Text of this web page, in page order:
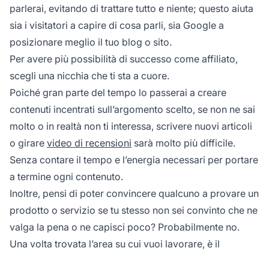
parlerai, evitando di trattare tutto e niente; questo aiuta
sia i visitatori a capire di cosa parli, sia Google a
posizionare meglio il tuo blog o sito.
Per avere più possibilità di successo come affiliato,
scegli una nicchia che ti sta a cuore.
Poiché gran parte del tempo lo passerai a creare
contenuti incentrati sull’argomento scelto, se non ne sai
molto o in realtà non ti interessa, scrivere nuovi articoli
o girare video di recensioni sarà molto più difficile.
Senza contare il tempo e l’energia necessari per portare
a termine ogni contenuto.
Inoltre, pensi di poter convincere qualcuno a provare un
prodotto o servizio se tu stesso non sei convinto che ne
valga la pena o ne capisci poco? Probabilmente no.
Una volta trovata l’area su cui vuoi lavorare, è il